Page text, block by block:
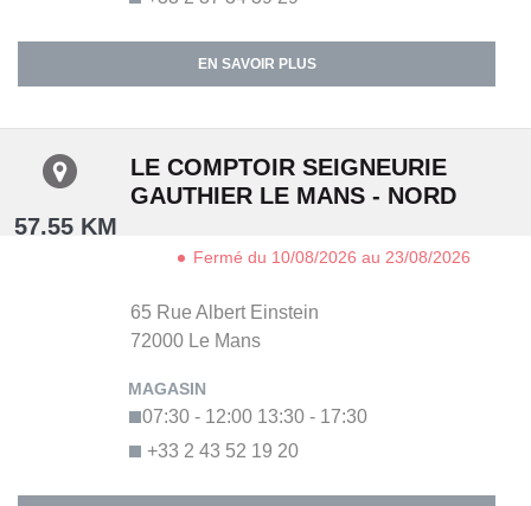
EN SAVOIR PLUS
57.55 KM
LE COMPTOIR SEIGNEURIE
GAUTHIER LE MANS - NORD
65 Rue Albert Einstein
72000 Le Mans
+33 2 43 52 19 20
07:30 - 12:00 13:30 - 17:30
Fermé du 10/08/2026 au 23/08/2026